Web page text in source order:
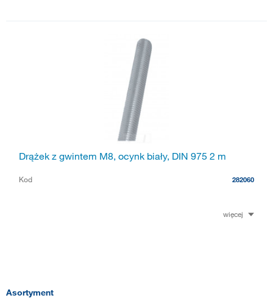
Drążek z gwintem M8, ocynk biały, DIN 975 2 m
Kod 282060
więcej
Asortyment